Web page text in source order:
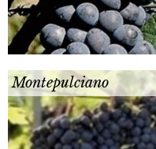
Montepulciano